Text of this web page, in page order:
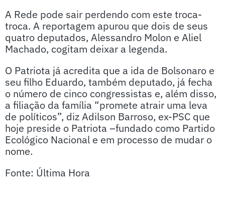
A Rede pode sair perdendo com este troca-
troca. A reportagem apurou que dois de seus
quatro deputados, Alessandro Molon e Aliel
Machado, cogitam deixar a legenda.
O Patriota já acredita que a ida de Bolsonaro e
seu filho Eduardo, também deputado, já fecha
o número de cinco congressistas e, além disso,
a filiação da família “promete atrair uma leva
de políticos”, diz Adilson Barroso, ex-PSC que
hoje preside o Patriota –fundado como Partido
Ecológico Nacional e em processo de mudar o
nome.
Fonte: Última Hora